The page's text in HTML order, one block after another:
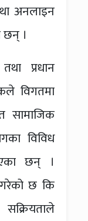
अनलाइन
छन् ।
प्रधान
विगतमा
सामाजिक
विविध
छन् ।
छ कि